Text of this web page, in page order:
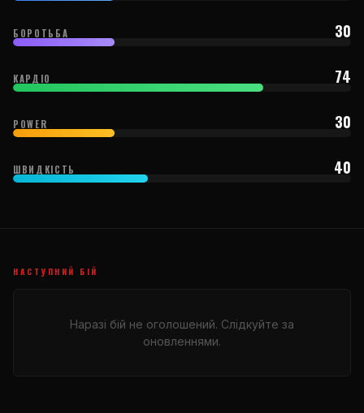
БОРОТЬБА 30
КАРДІО 74
POWER 30
ШВИДКІСТЬ 40
НАСТУПНИЙ БІЙ
Наразі бій не оголошений. Слідкуйте за
оновленнями.